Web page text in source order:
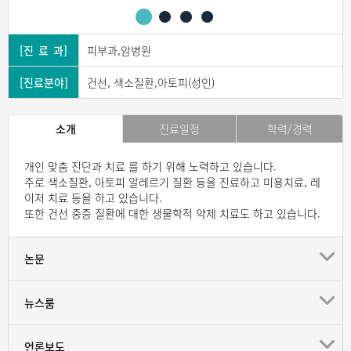
[진 료 과] 피부과,암병원
[진료분야] 건선, 색소질환,아토피(성인)
소개 진료일정 학력/경력
개인 맞춤 진단과 치료 를 하기 위해 노력하고 있습니다.
주로 색소질환, 아토피 알레르기 질환 등을 진료하고 미용치료, 레
이저 치료 등을 하고 있습니다.
또한 건선 중증 질환에 대한 생물학적 약제 치료도 하고 있습니다.
논문
뉴스룸
언론보도